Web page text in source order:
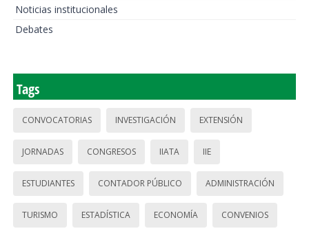
Noticias institucionales
Debates
Tags
CONVOCATORIAS INVESTIGACIÓN EXTENSIÓN
JORNADAS CONGRESOS IIATA IIE
ESTUDIANTES CONTADOR PÚBLICO ADMINISTRACIÓN
TURISMO ESTADÍSTICA ECONOMÍA CONVENIOS